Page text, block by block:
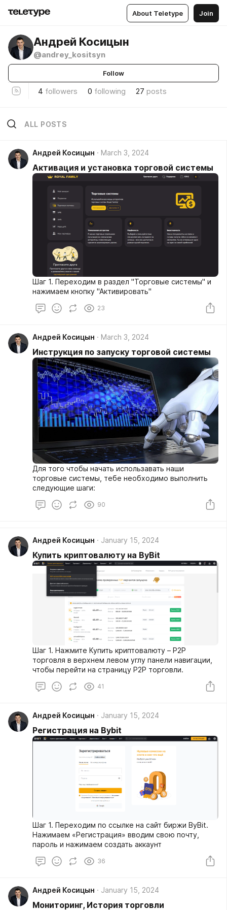
About Teletype Join
Андрей Косицын
@andrey_kositsyn
Follow
4 followers 0 following 27 posts
ALL POSTS
Андрей Косицын March 3, 2024
Активация и установка торговой системы
Шаг 1. Переходим в раздел "Торговые системы" и
нажимаем кнопку "Активировать"
23
Андрей Косицын March 3, 2024
Инструкция по запуску торговой системы
Для того чтобы начать использавать наши
торговые системы, тебе необходимо выполнить
следующие шаги:
90
Андрей Косицын January 15, 2024
Купить криптовалюту на ByBit
Шаг 1. Нажмите Купить криптовалюту – P2P
торговля в верхнем левом углу панели навигации,
чтобы перейти на страницу P2P торговли.
41
Андрей Косицын January 15, 2024
Регистрация на Bybit
Шаг 1. Переходим по ссылке на cайт биржи ByBit.
Нажимаем «Регистрация» вводим свою почту,
пароль и нажимаем создать аккаунт
36
Андрей Косицын January 15, 2024
Мониторинг, История торговли